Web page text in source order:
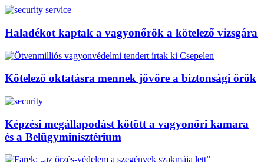
Haladékot kaptak a vagyonőrök a kötelező vizsgára
Kötelező oktatásra mennek jövőre a biztonsági őrök
Képzési megállapodást kötött a vagyonőri kamara
és a Belügyminisztérium